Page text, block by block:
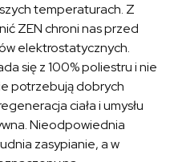
temperaturach. Z
ZEN chroni nas przed
elektrostatycznych.
się z 100% poliestru i nie
potrzebują dobrych
ciała i umysłu
Nieodpowiednia
zasypianie, a w